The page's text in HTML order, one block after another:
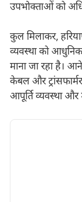
उपभोक्ताओं को
कुल मिलाकर,
व्यवस्था को
माना जा रहा है।
केबल और
आपूर्ति व्यवस्था और